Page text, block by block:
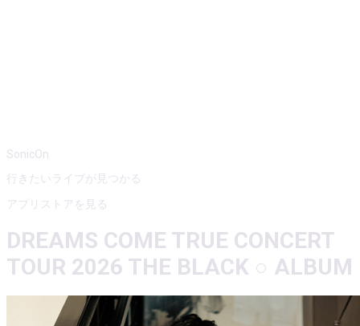
SonicOn
行きたいライブが見つかる
アプリストアを見る
DREAMS COME TRUE CONCERT
TOUR 2026 THE BLACK ○ ALBUM